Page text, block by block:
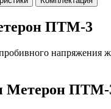
ПТМ-3
напряжения
Метерон ПТМ-